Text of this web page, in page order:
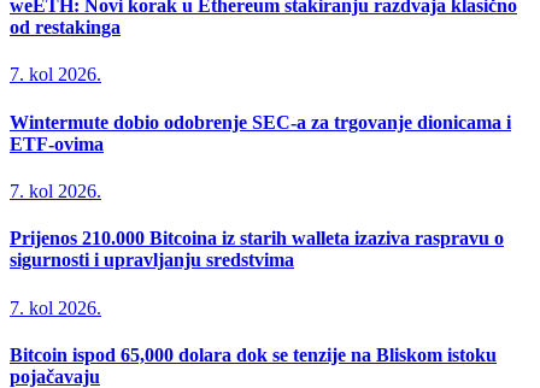
weETH: Novi korak u Ethereum stakiranju razdvaja klasično
od restakinga
7. kol 2026.
Wintermute dobio odobrenje SEC-a za trgovanje dionicama i
ETF-ovima
7. kol 2026.
Prijenos 210.000 Bitcoina iz starih walleta izaziva raspravu o
sigurnosti i upravljanju sredstvima
7. kol 2026.
Bitcoin ispod 65,000 dolara dok se tenzije na Bliskom istoku
pojačavaju